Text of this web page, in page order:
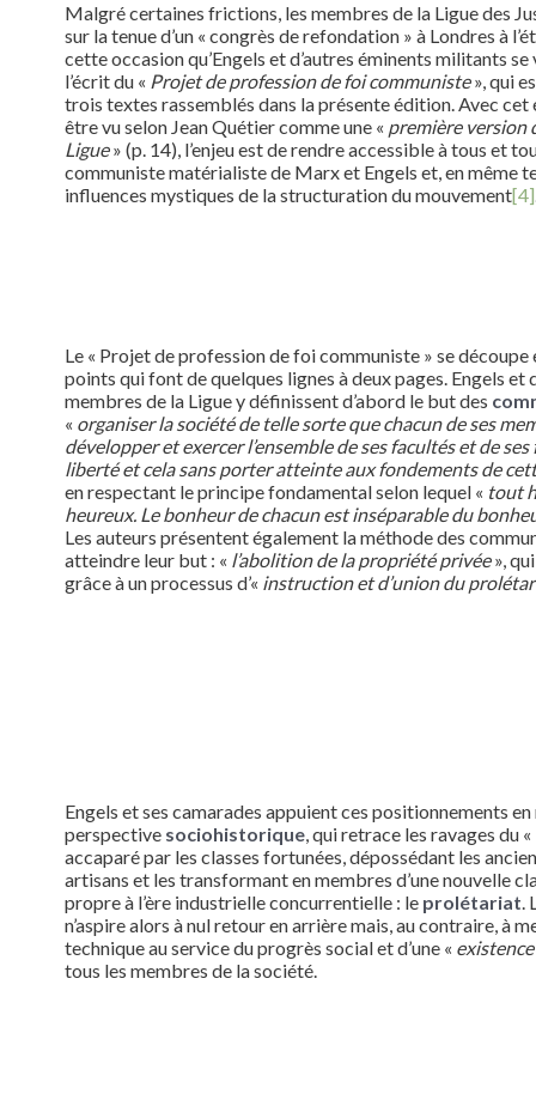
Malgré certaines frictions, les membres de la Ligue des
sur la tenue d’un « congrès de refondation » à Londres à
cette occasion qu’Engels et d’autres éminents militants
l’écrit du « Projet de profession de foi communiste», qui
trois textes rassemblés dans la présente édition. Avec
être vu selon Jean Quétier comme une « première version
Ligue» (p. 14), l’enjeu est de rendre accessible à tous et
communiste matérialiste de Marx et Engels et, en même
influences mystiques de la structuration du mouvement[4]
Le « Projet de profession de foi communiste » se
points qui font de quelques lignes à deux pages. Engels et
membres de la Ligue y définissent d’abord le but des
« organiser la société de telle sorte que chacun de ses
développer et exercer l’ensemble de ses facultés et de
liberté et cela sans porter atteinte aux fondements de
en respectant le principe fondamental selon lequel « tout
heureux. Le bonheur de chacun est inséparable du
Les auteurs présentent également la méthode des
atteindre leur but : « l’abolition de la propriété privée»,
grâce à un processus d’« instruction et d’union du
Engels et ses camarades appuient ces positionnements
perspective sociohistorique, qui retrace les ravages du «
accaparé par les classes fortunées, dépossédant les
artisans et les transformant en membres d’une nouvelle
propre à l’ère industrielle concurrentielle : le prolétariat.
n’aspire alors à nul retour en arrière mais, au contraire, à
technique au service du progrès social et d’une «
tous les membres de la société.